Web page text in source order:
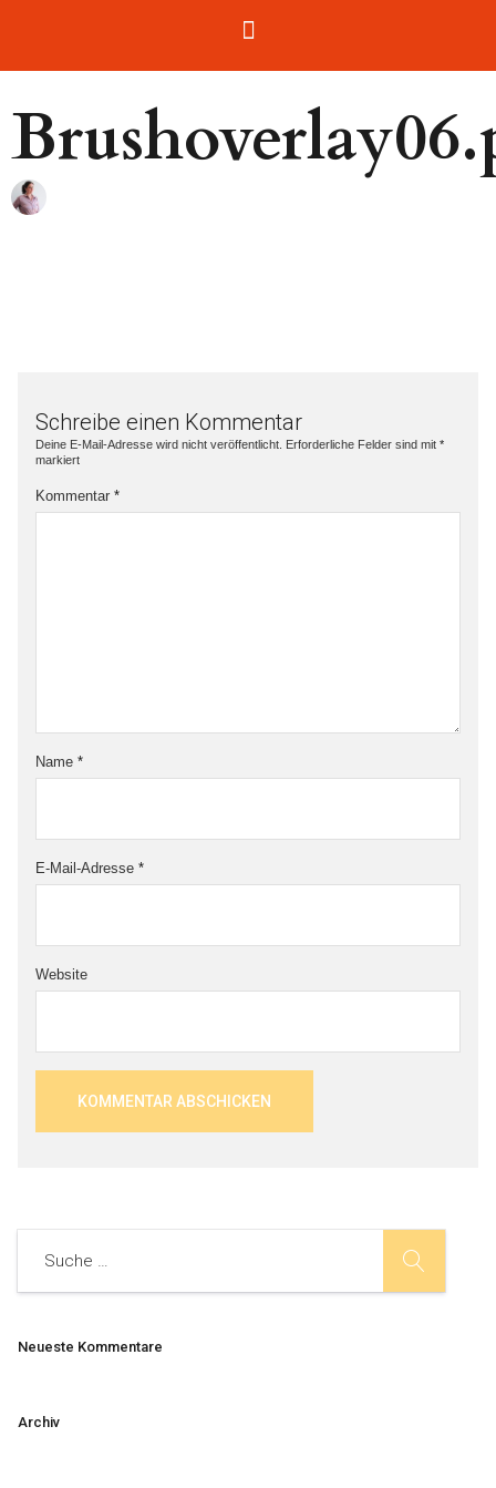
Schreibe einen Kommentar
Deine E-Mail-Adresse wird nicht veröffentlicht. Erforderliche Felder sind mit *
markiert
Kommentar *
Name *
E-Mail-Adresse *
Website
Neueste Kommentare
Archiv